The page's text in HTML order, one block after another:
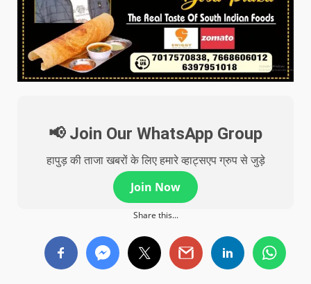
📢 Join Our WhatsApp Group
हापुड़ की ताजा खबरों के लिए हमारे व्हाट्सएप ग्रुप से जुड़े
Join Now
Share this...